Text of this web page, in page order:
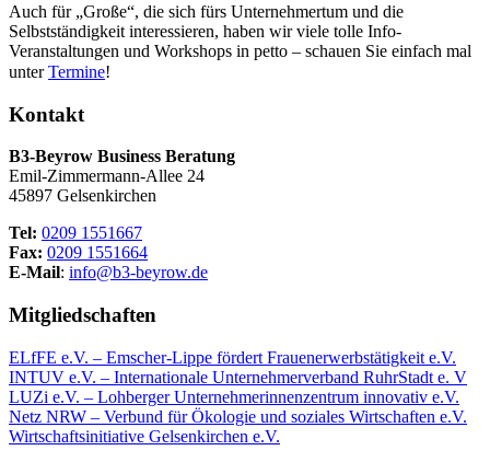
Auch für „Große“, die sich fürs Unternehmertum und die
Selbstständigkeit interessieren, haben wir viele tolle Info-
Veranstaltungen und Workshops in petto – schauen Sie einfach mal
unterTermine!
Kontakt
B3-Beyrow Business Beratung
Emil-Zimmermann-Allee 24
45897 Gelsenkirchen
Tel: 0209 1551667
Fax: 0209 1551664
E-Mail: info@b3-beyrow.de
Mitgliedschaften
ELfFE e.V. – Emscher-Lippe fördert Frauenerwerbstätigkeit e.V.
INTUV e.V. – Internationale Unternehmerverband RuhrStadt e. V
LUZi e.V. – Lohberger Unternehmerinnenzentrum innovativ e.V.
Netz NRW – Verbund für Ökologie und soziales Wirtschaften e.V.
Wirtschaftsinitiative Gelsenkirchen e.V.